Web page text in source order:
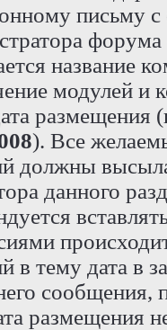
письму
форума
название
модулей и
размещения
). Все
должны
данного
в тему дата в
сообщения,
размещения